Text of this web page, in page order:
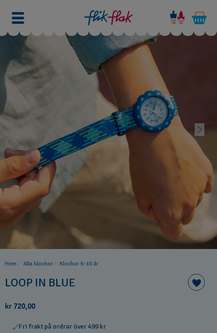
Hem Alla klockor Klockor 6–10 år
LOOP IN BLUE
kr 720,00
Fri frakt på ordrar över 499 kr